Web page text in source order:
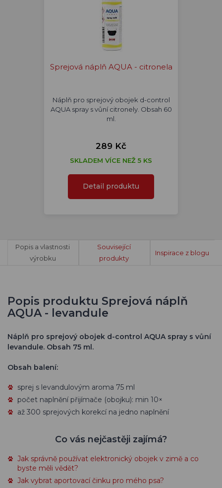
Sprejová náplň AQUA - citronela
Náplň pro sprejový obojek d-control
AQUA spray s vůní citronely. Obsah 60
ml.
289 Kč
SKLADEM VÍCE NEŽ 5 KS
Detail produktu
Popis a vlastnosti
výrobku
Související
produkty
Inspirace z blogu
Popis produktu Sprejová náplň
AQUA - levandule
Náplň pro sprejový obojek d-control AQUA spray s vůní
levandule. Obsah 75 ml.
Obsah balení:
sprej s levandulovým aroma 75 ml
počet naplnění přijímače (obojku): min 10×
až 300 sprejových korekcí na jedno naplnění
Co vás nejčastěji zajímá?
Jak správně používat elektronický obojek v zimě a co
byste měli vědět?
Jak vybrat aportovací činku pro mého psa?